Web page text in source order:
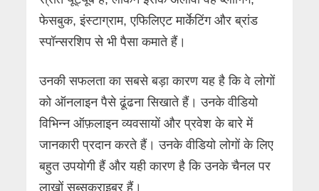
फेसबुक, इंस्टाग्राम, एफिलिएट मार्केटिंग और ब्रांड
स्पॉन्सरशिप से भी पैसा कमाते हैं।
उनकी सफलता का सबसे बड़ा कारण यह है कि वे लोगों
को ऑनलाइन पैसे ढूंढना सिखाते हैं। उनके वीडियो
विभिन्न ऑफ़लाइन व्यवसायों और प्रवेश के बारे में
जानकारी प्रदान करते हैं। उनके वीडियो लोगों के लिए
बहुत उपयोगी हैं और यही कारण है कि उनके चैनल पर
लाखों सब्सक्राइबर हैं।